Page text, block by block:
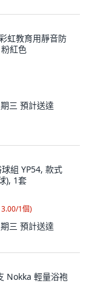
虹教育用靜音防
紅色
三 預計送達
組 YP54, 款式
), 1套
1個)
三 預計送達
Nokka 輕量浴袍